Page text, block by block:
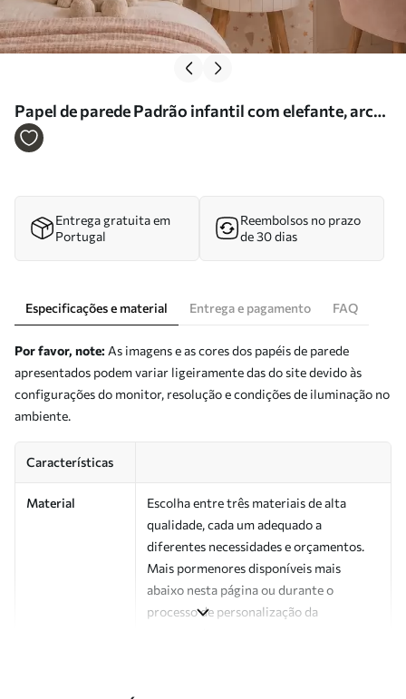
Papel de parede Padrão infantil com elefante, arco-
íris e flores Nr. a00433
Entrega gratuita em
Portugal
Reembolsos no prazo
de 30 dias
Especificações e material Entrega e pagamento FAQ
Por favor, note: As imagens e as cores dos papéis de parede
apresentados podem variar ligeiramente das do site devido às
configurações do monitor, resolução e condições de iluminação no
ambiente.
Características
Material
Escolha entre três materiais de alta
qualidade, cada um adequado a
diferentes necessidades e orçamentos.
Mais pormenores disponíveis mais
abaixo nesta página ou durante o
processo de personalização da